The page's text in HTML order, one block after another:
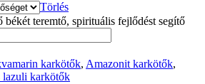
Törlés
teremtő, spirituális fejlődést segítő
karkötők, Amazonit karkötők,
lazuli karkötők